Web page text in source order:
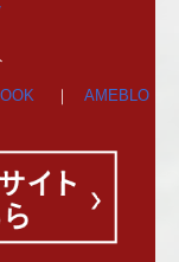
｜AMEBLO